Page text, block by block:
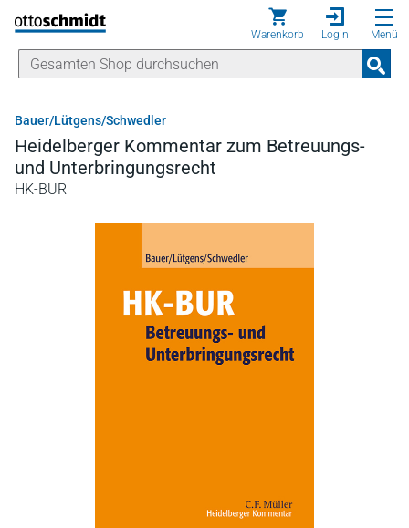
Direkt zum Inhalt
Warenkorb Login Menü
Bauer/Lütgens/Schwedler
Heidelberger Kommentar zum Betreuungs-
und Unterbringungsrecht
HK-BUR